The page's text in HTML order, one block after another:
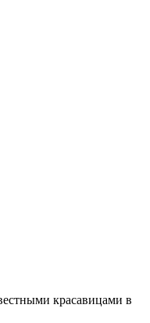
красавицами в